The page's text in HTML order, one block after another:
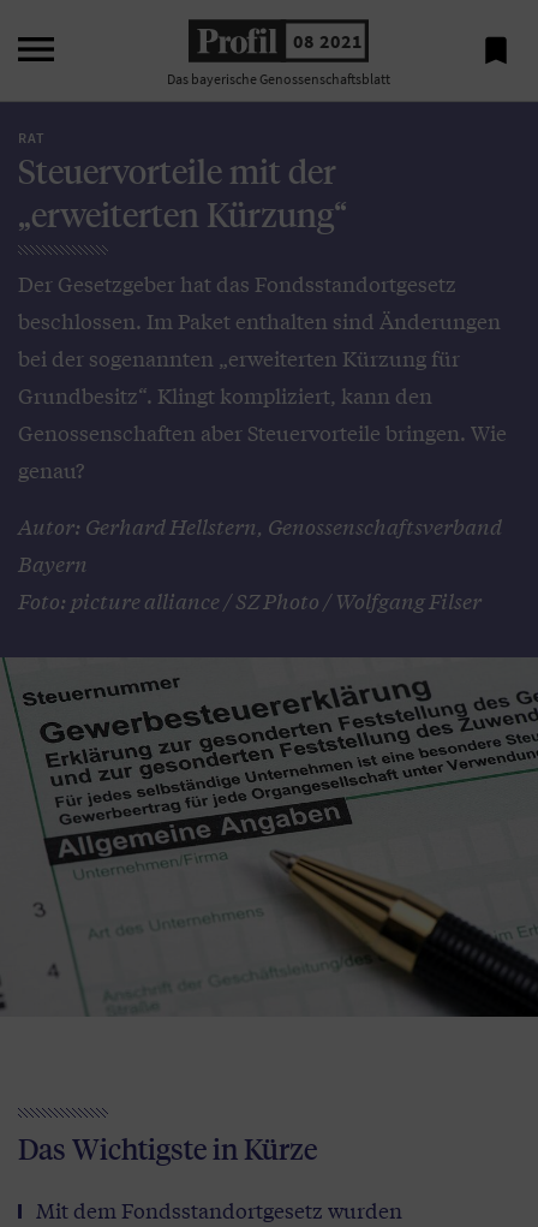
 08 2021
Das bayerische Genossenschaftsblatt

RAT
Steuervorteile mit der
„erweiterten Kürzung“
Der Gesetzgeber hat das Fondsstandortgesetz
beschlossen. Im Paket enthalten sind Änderungen
bei der sogenannten „erweiterten Kürzung für
Grundbesitz“. Klingt kompliziert, kann den
Genossenschaften aber Steuervorteile bringen. Wie
genau?
Autor: Gerhard Hellstern, Genossenschaftsverband
Bayern
Foto: picture alliance / SZ Photo / Wolfgang Filser
Das Wichtigste in Kürze
Mit dem Fondsstandortgesetz wurden